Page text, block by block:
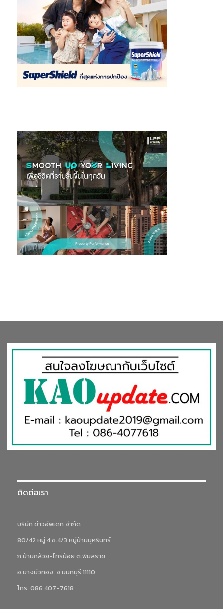
ติดต่อเรา
บริษัท ข่าวอัพเดท จำกัด
80/42 หมู่ 4 ซ.4/3 หมู่บ้านบุศรินทร์
ถ.บ้านกล้วย-ไทรน้อย ต.พิมลราช
อ.บางบัวทอง จ.นนทบุรี 11110
โทร. 086 407-7618